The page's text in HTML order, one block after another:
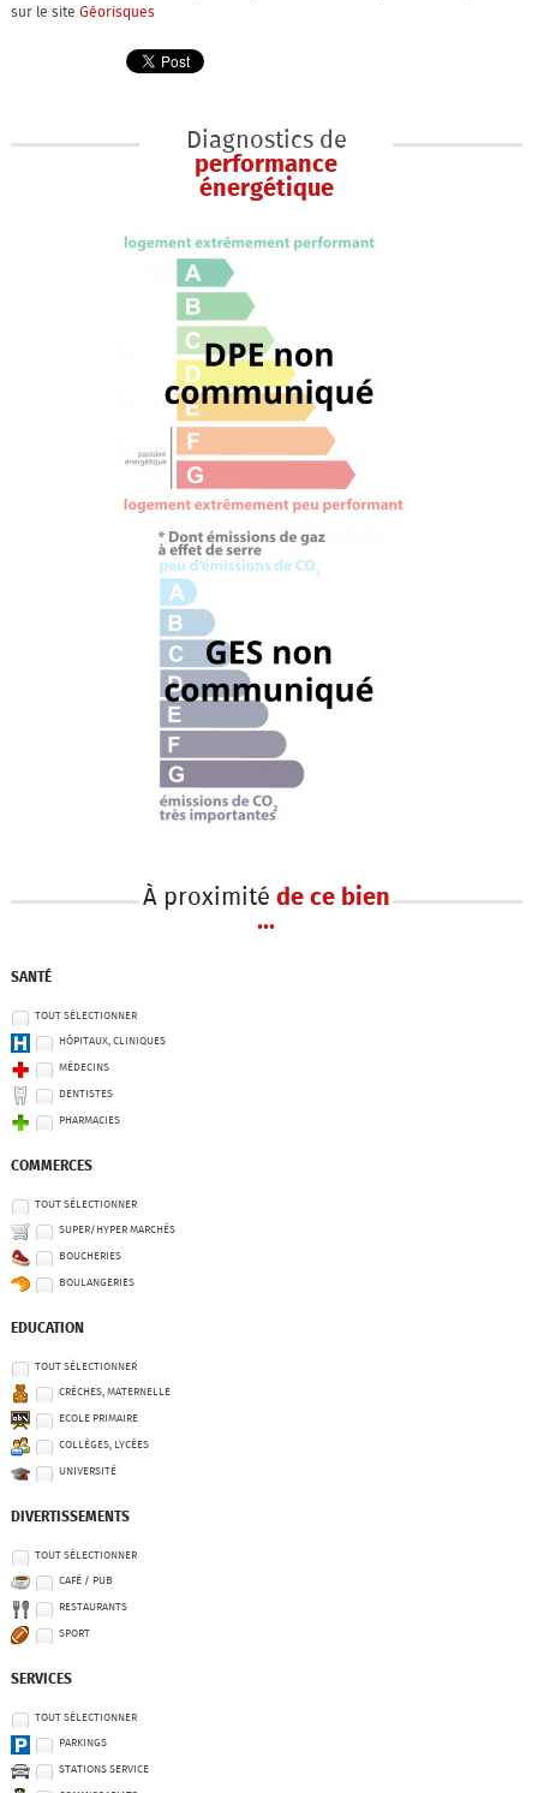
sur le site Géorisques
Diagnostics de
performance
énergétique
À proximité de ce bien
...
SANTÉ
TOUT SÉLECTIONNER
HÔPITAUX, CLINIQUES
MÉDECINS
DENTISTES
PHARMACIES
COMMERCES
TOUT SÉLECTIONNER
SUPER/HYPER MARCHÉS
BOUCHERIES
BOULANGERIES
EDUCATION
TOUT SÉLECTIONNER
CRÈCHES, MATERNELLE
ECOLE PRIMAIRE
COLLÈGES, LYCÉES
UNIVERSITÉ
DIVERTISSEMENTS
TOUT SÉLECTIONNER
CAFÉ / PUB
RESTAURANTS
SPORT
SERVICES
TOUT SÉLECTIONNER
PARKINGS
STATIONS SERVICE